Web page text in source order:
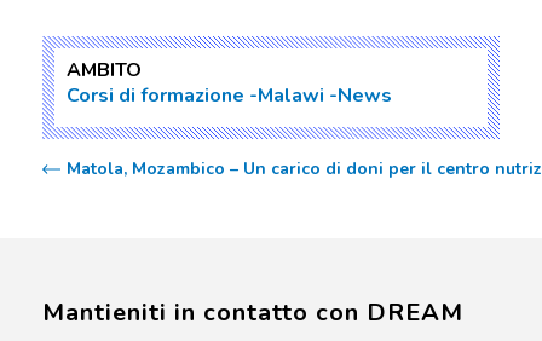
AMBITO
Corsi di formazione Malawi News
Matola, Mozambico – Un carico di doni per il centro
Mantieniti in contatto con DREAM